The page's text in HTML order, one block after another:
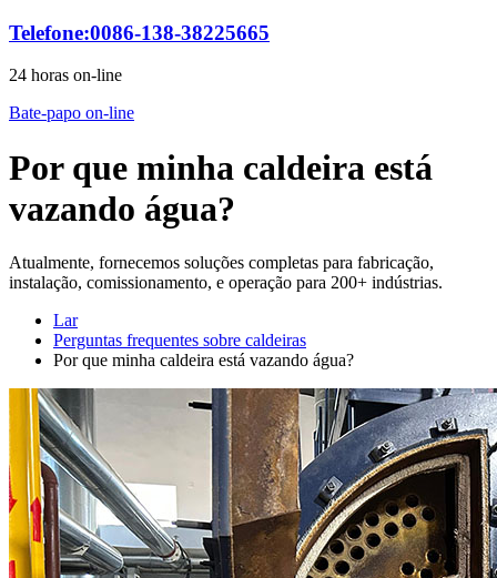
Telefone:0086-138-38225665
24 horas on-line
Bate-papo on-line
Por que minha caldeira está
vazando água?
Atualmente, fornecemos soluções completas para fabricação,
instalação, comissionamento, e operação para 200+ indústrias.
Lar
Perguntas frequentes sobre caldeiras
Por que minha caldeira está vazando água?